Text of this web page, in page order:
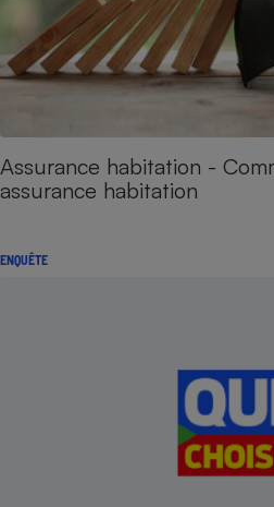
Assurance habitation -
assurance habitation
ENQUÊTE